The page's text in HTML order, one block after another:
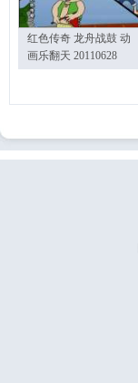
红色传奇 龙舟战鼓 动
画乐翻天 20110628